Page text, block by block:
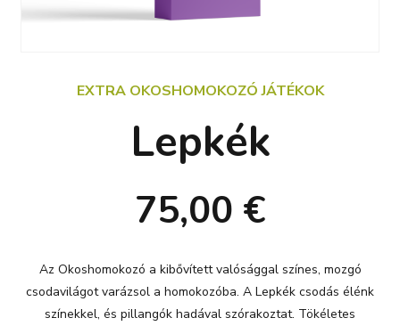
EXTRA OKOSHOMOKOZÓ JÁTÉKOK
Lepkék
75,00 €
Az Okoshomokozó a kibővített valósággal színes, mozgó
csodavilágot varázsol a homokozóba. A Lepkék csodás élénk
színekkel, és pillangók hadával szórakoztat. Tökéletes